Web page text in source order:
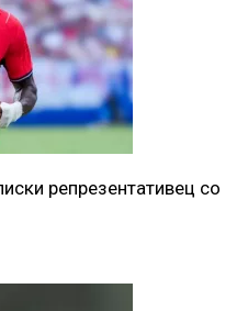
репрезентативец со